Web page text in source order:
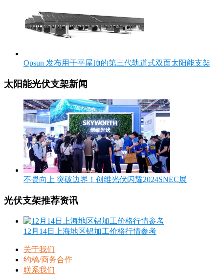
Opsun 发布用于平屋顶的第三代轨道式双面太阳能支架
太阳能光伏支架新闻
不畏向上 突破边界！创维光伏闪耀2024SNEC展
光伏支架推荐资讯
12月14日上海地区铝加工价格行情参考
关于我们
约稿/商务合作
联系我们